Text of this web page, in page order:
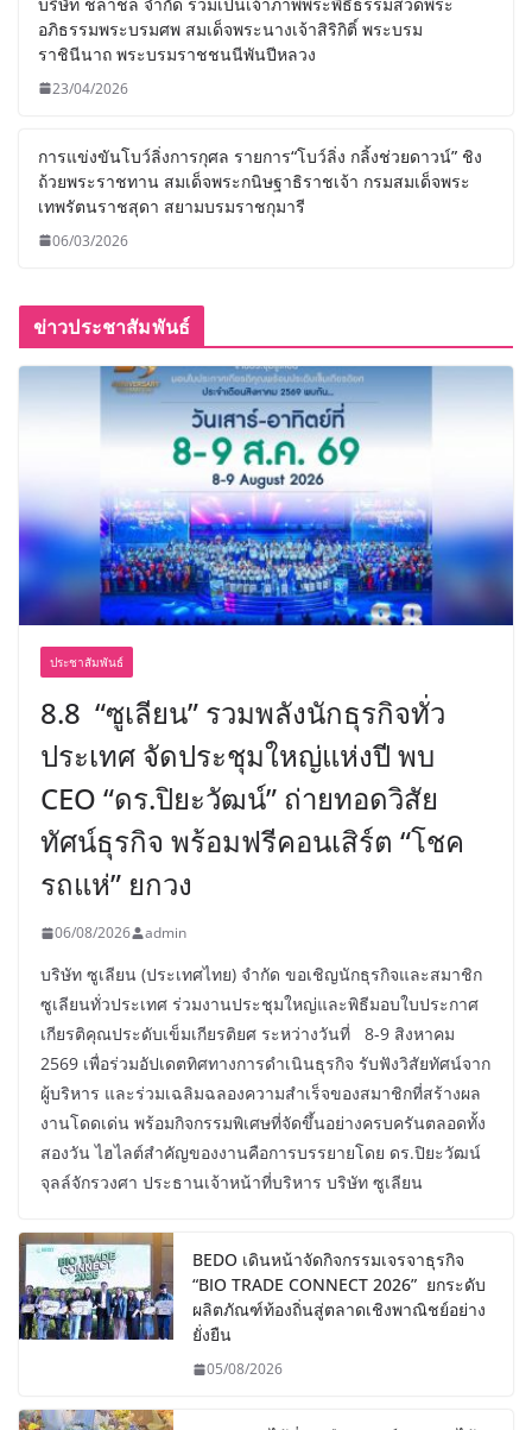
อภิธรรมพระบรมศพ สมเด็จพระนางเจ้าสิริกิติ์ พระบรม
ราชินีนาถ พระบรมราชชนนีพันปีหลวง
23/04/2026
การแข่งขันโบว์ลิ่งการกุศล รายการ“โบว์ลิ่ง กลิ้งช่วยดาวน์” ชิง
ถ้วยพระราชทาน สมเด็จพระกนิษฐาธิราชเจ้า กรมสมเด็จพระ
เทพรัตนราชสุดา สยามบรมราชกุมารี
06/03/2026
ข่าวประชาสัมพันธ์
ประชาสัมพันธ์
8.8 “ซูเลียน” รวมพลังนักธุรกิจทั่ว
ประเทศ จัดประชุมใหญ่แห่งปี พบ
CEO “ดร.ปิยะวัฒน์” ถ่ายทอดวิสัย
ทัศน์ธุรกิจ พร้อมฟรีคอนเสิร์ต “โชค
รถแห่” ยกวง
06/08/2026 admin
บริษัท ซูเลียน (ประเทศไทย) จำกัด ขอเชิญนักธุรกิจและสมาชิก
ซูเลียนทั่วประเทศ ร่วมงานประชุมใหญ่และพิธีมอบใบประกาศ
เกียรติคุณประดับเข็มเกียรติยศ ระหว่างวันที่ 8-9 สิงหาคม
2569 เพื่อร่วมอัปเดตทิศทางการดำเนินธุรกิจ รับฟังวิสัยทัศน์จาก
ผู้บริหาร และร่วมเฉลิมฉลองความสำเร็จของสมาชิกที่สร้างผล
งานโดดเด่น พร้อมกิจกรรมพิเศษที่จัดขึ้นอย่างครบครันตลอดทั้ง
สองวัน ไฮไลต์สำคัญของงานคือการบรรยายโดย ดร.ปิยะวัฒน์
จุลล์จักรวงศา ประธานเจ้าหน้าที่บริหาร บริษัท ซูเลียน
BEDO เดินหน้าจัดกิจกรรมเจรจาธุรกิจ
“BIO TRADE CONNECT 2026” ยกระดับ
ผลิตภัณฑ์ท้องถิ่นสู่ตลาดเชิงพาณิชย์อย่าง
ยั่งยืน
05/08/2026